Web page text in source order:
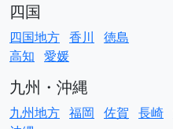
四国
四国地方 香川
徳島
高知 愛媛
九州・沖縄
九州地方 福岡 佐賀 長崎